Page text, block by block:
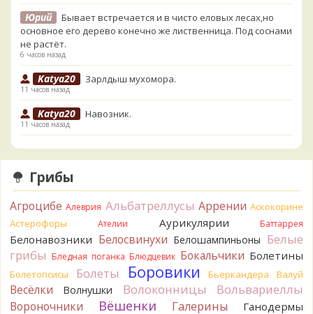
Юрий
Бывает встречается и в чисто еловых лесах,но
основное его дерево конечно же лиственница. Под соснами
не растёт.
6 часов назад
Katya20 Зарлдыш мухомора.
11 часов назад
Katya20 Навозник.
11 часов назад
Verona Скорее всего он.
1 день назад
Verona
1 день назад
Verona
Рядовка мыльная, судя по пластинкам.
Правильно сделали, что не взяли.
1 день назад
BorisM Подгруздок чёрный, или близкие виды
1 день назад
Грибы
Агроцибе Алеврия Альбатреллусы Аррении Аскокорине
Астерофоры
Ателии Аурикулярии Баттаррея
Белонавозники Белосвинухи Белошампиньоны Белые
грибы Бледная поганка Блюдцевик Бокальчики Болетины
Болетопсисы Болеты Боровики Бьеркандера Валуй
Весёлки Волнушки Волоконницы Вольвариеллы
Вороночники Вёшенки Галерины Ганодермы